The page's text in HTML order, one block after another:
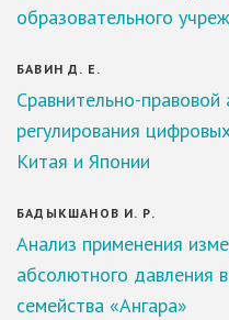
образовательного
БАВИН Д. Е.
Сравнительно-
регулирования
Китая и Японии
БАДЫКШАНОВ И. Р.
Анализ применения
абсолютного давления
семейства «Ангара»